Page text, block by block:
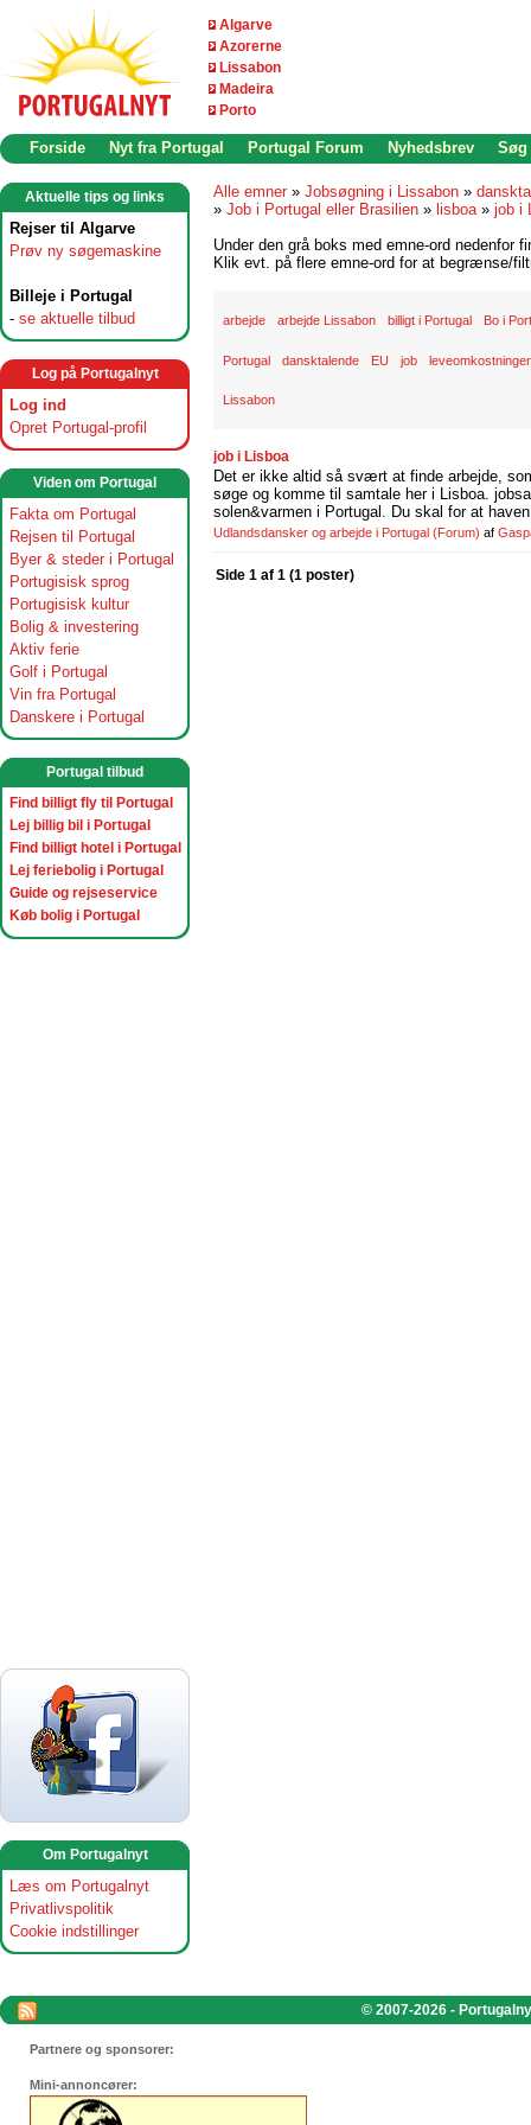
Algarve
Azorerne
Lissabon
Madeira
Porto
Forside Nyt fra Portugal Portugal Forum Nyhedsbrev Søg
Aktuelle tips og links
Rejser til Algarve
Prøv ny søgemaskine
Billeje i Portugal
- se aktuelle tilbud
Log på Portugalnyt
Log ind
Opret Portugal-profil
Viden om Portugal
Fakta om Portugal
Rejsen til Portugal
Byer & steder i Portugal
Portugisisk sprog
Portugisisk kultur
Bolig & investering
Aktiv ferie
Golf i Portugal
Vin fra Portugal
Danskere i Portugal
Portugal tilbud
Find billigt fly til Portugal
Lej billig bil i Portugal
Find billigt hotel i Portugal
Lej feriebolig i Portugal
Guide og rejseservice
Køb bolig i Portugal
Om Portugalnyt
Læs om Portugalnyt
Privatlivspolitik
Cookie indstillinger
Alle emner » Jobsøgning i Lissabon »
» Job i Portugal eller Brasilien » lisboa» job i
Under den grå boks med emne-ord nedenfor
Klik evt. på flere emne-ord for at begrænse/
arbejde arbejde Lissabon billigt i Portugal Bo i
Portugal dansktalende EU job
Lissabon
job i Lisboa
Det er ikke altid så svært at finde arbejde,
søge og komme til samtale her i Lisboa.
solen&varmen i Portugal. Du skal for at
Udlandsdansker og arbejde i Portugal (Forum) af
Side 1 af 1 (1 poster)
© 2007-2026 -
Partnere og sponsorer:
Mini-annoncører: